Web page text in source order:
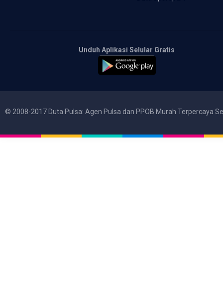
Unduh Aplikasi Selular Gratis
© 2008-2017 Duta Pulsa: Agen Pulsa dan PPOB Murah Terpercaya